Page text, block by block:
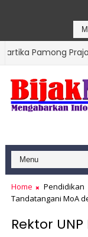
Praja Madya dari
Home Pendidikan
Tandatangani MoA
Rektor